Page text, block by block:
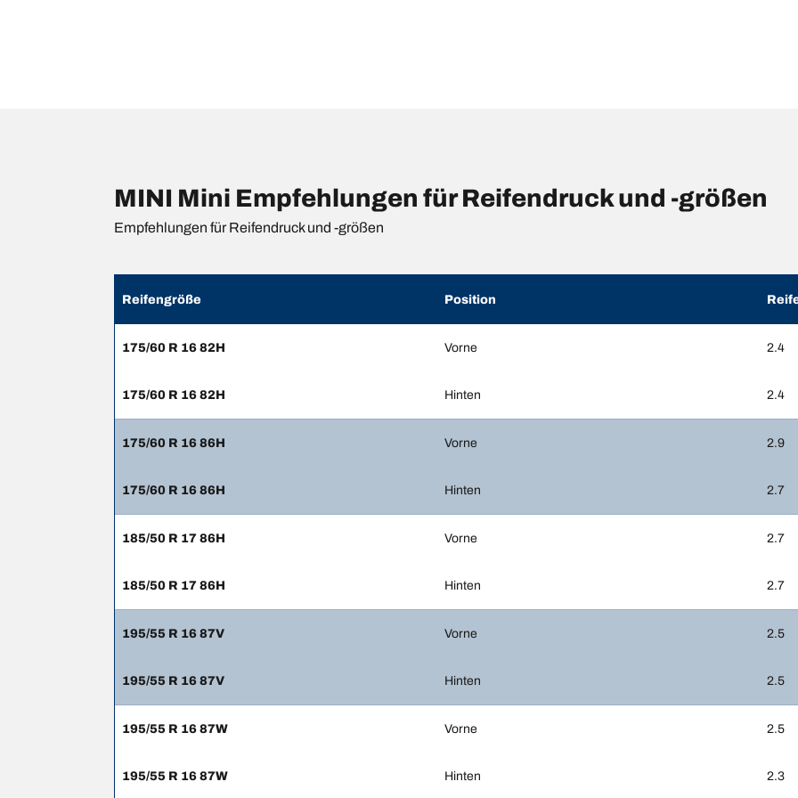
MINI Mini Empfehlungen für Reifendruck und -größen
Empfehlungen für Reifendruck und -größen
Reifengröße Position
175/60 R 16 82H Vorne 2.4
175/60 R 16 82H Hinten 2.4
175/60 R 16 86H Vorne 2.9
175/60 R 16 86H Hinten 2.7
185/50 R 17 86H Vorne 2.7
185/50 R 17 86H Hinten 2.7
195/55 R 16 87V Vorne 2.5
195/55 R 16 87V Hinten 2.5
195/55 R 16 87W Vorne 2.5
195/55 R 16 87W Hinten 2.3